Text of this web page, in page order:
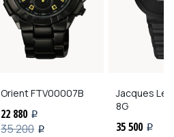
OrientFTV00007B
22 880 i
35 200 i
Jacques
8G
35 500 i